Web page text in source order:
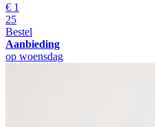
€ 1
25
Bestel
Aanbieding
op woensdag